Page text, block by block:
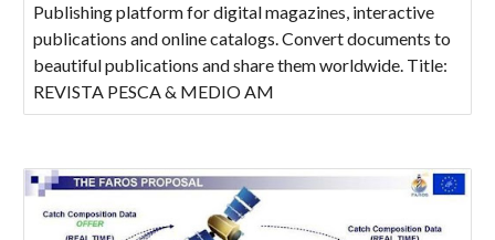
Publishing platform for digital magazines, interactive
publications and online catalogs. Convert documents to
beautiful publications and share them worldwide. Title:
REVISTA PESCA & MEDIO AM